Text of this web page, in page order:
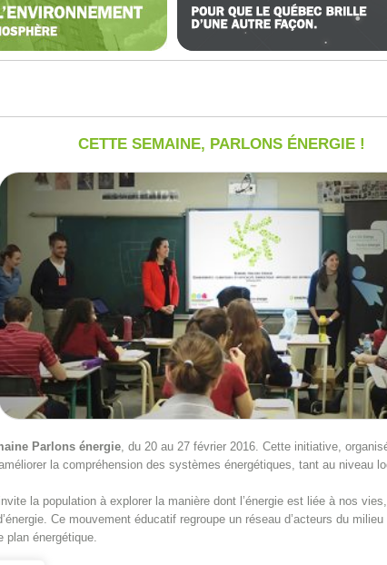
de-l’Île-de-Montréal
et-du-Centre-du-
Rivières)
Cégep de Lévis-Lauzon
Collège de Bois-de-Boulogne
Cégep de Granby Haute-Yamaska
Gestion des Trois
CETTE SEMAINE, PARLONS ÉNERGIE !
Parlons énergie , du 20 au 27 février 2016. Cette initiative,
la compréhension des systèmes énergétiques, tant au niveau
la population à explorer la manière dont l’énergie est liée à nos
Ce mouvement éducatif regroupe un réseau d’acteurs du
énergétique.